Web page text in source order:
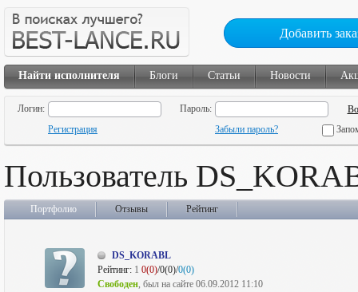
Добавить
Найти исполнителя Блоги Статьи Новости
Логин:
Пароль:
Регистрация
Забыли пароль?
Пользователь
Портфолио Отзывы Рейтинг
DS_KORABL
Рейтинг: 1 0(0)/0(0)/0(0)
Свободен, был на сайте 06.09.2012 11:10